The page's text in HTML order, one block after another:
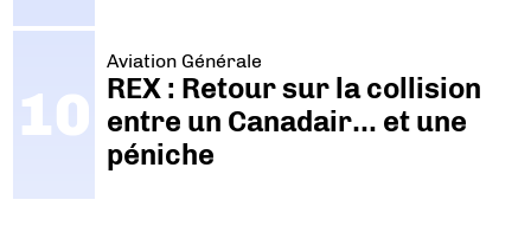
Aviation Générale
REX : Retour sur la collision
entre un Canadair… et une
péniche